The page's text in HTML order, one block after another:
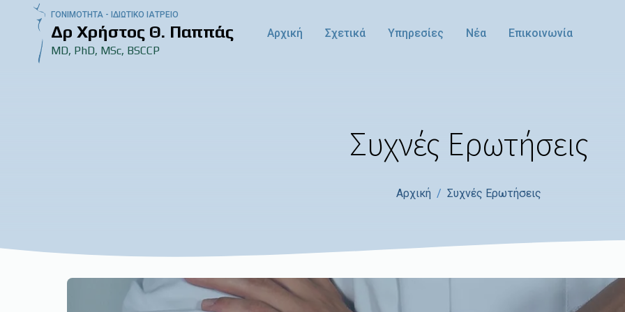
ΓΟΝΙΜΟΤΗΤΑ - ΙΔΙΩΤΙΚΟ ΙΑΤΡΕΙΟ
Δρ Χρήστος Θ. Παππάς
MD, PhD, MSc, BSCCP
Αρχική Σχετικά Υπηρεσίες Νέα Επικοινωνία
Συχνές Ερωτήσεις
Αρχική Συχνές Ερωτήσεις